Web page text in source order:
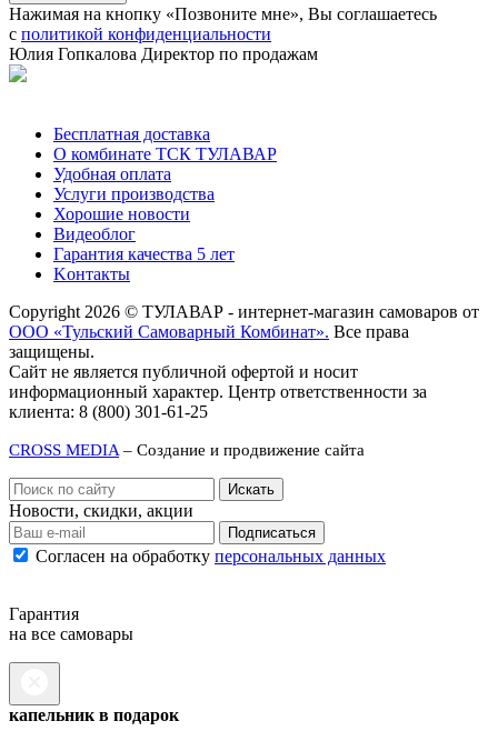
Нажимая на кнопку «Позвоните мне», Вы соглашаетесь
с политикой конфиденциальности
Юлия Гопкалова Директор по продажам
Бесплатная доставка
О комбинате ТСК ТУЛАВАР
Удобная оплата
Услуги производства
Хорошие новости
Видеоблог
Гарантия качества 5 лет
Kонтакты
Copyright 2026 © ТУЛАВАР - интернет-магазин самоваров от
ООО «Тульский Самоварный Комбинат». Все права
защищены.
Сайт не является публичной офертой и носит
информационный характер. Центр ответственности за
клиента: 8 (800) 301-61-25
CROSS MEDIA – Создание и продвижение сайта
Новости, скидки, акции
Подписаться
Согласен на обработку персональных данных
Гарантия
на все самовары
капельник в подарок